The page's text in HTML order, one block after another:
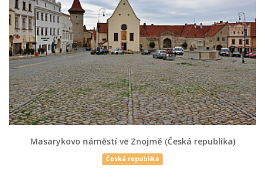
Masarykovo náměstí ve Znojmě (Česká republika)
Česká republika